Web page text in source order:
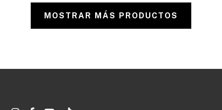
MOSTRAR MÁS PRODUCTOS